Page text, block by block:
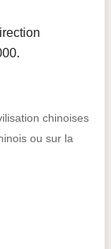
chinoises
ou sur la